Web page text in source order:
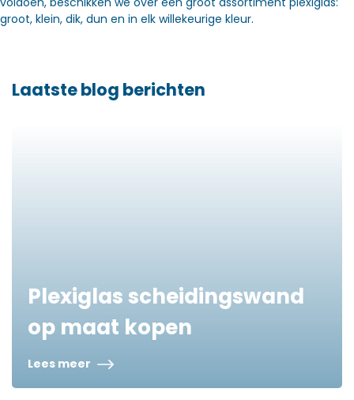
groot, klein, dik, dun en in elk willekeurige kleur.
Laatste blog berichten
Plexiglas scheidingswand
op maat kopen
Lees meer